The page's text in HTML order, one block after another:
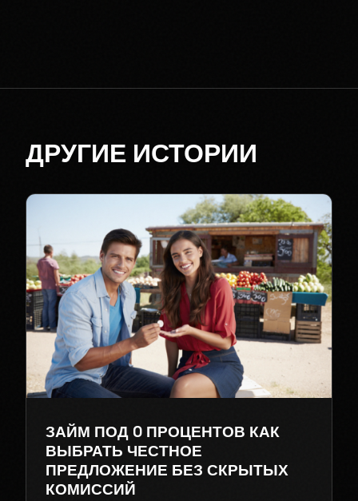
ДРУГИЕ ИСТОРИИ
ЗАЙМ ПОД 0 ПРОЦЕНТОВ КАК
ВЫБРАТЬ ЧЕСТНОЕ
ПРЕДЛОЖЕНИЕ БЕЗ СКРЫТЫХ
КОМИССИЙ